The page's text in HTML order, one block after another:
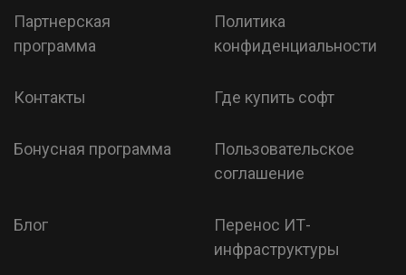
Партнерская
программа
Политика
конфиденциальности
Контакты Где купить софт
Бонусная программа
Пользовательское
соглашение
Блог
Перенос ИТ-
инфраструктуры